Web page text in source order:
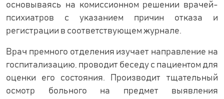
основываясь на комиссионном решении врачей-
психиатров с указанием причин отказа и
регистрации в соответствующем журнале.
Врач премного отделения изучает направление на
госпитализацию, проводит беседу с пациентом для
оценки его состояния. Производит тщательный
осмотр больного на предмет выявления